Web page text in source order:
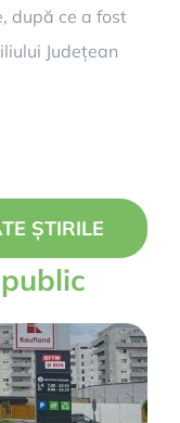
după ce a fost
Județean
ȘTIRILE